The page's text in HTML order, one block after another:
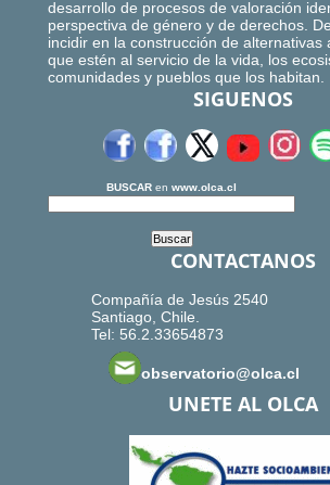
desarrollo de procesos de valoración
perspectiva de género y de derechos.
incidir en la construcción de alternativas
que estén al servicio de la vida, los
comunidades y pueblos que los habitan.
SIGUENOS
BUSCAR en www.olca.cl
CONTACTANOS
Compañía de Jesús 2540
Santiago, Chile.
Tel: 56.2.33654873
observatorio@olca.cl
UNETE AL OLCA